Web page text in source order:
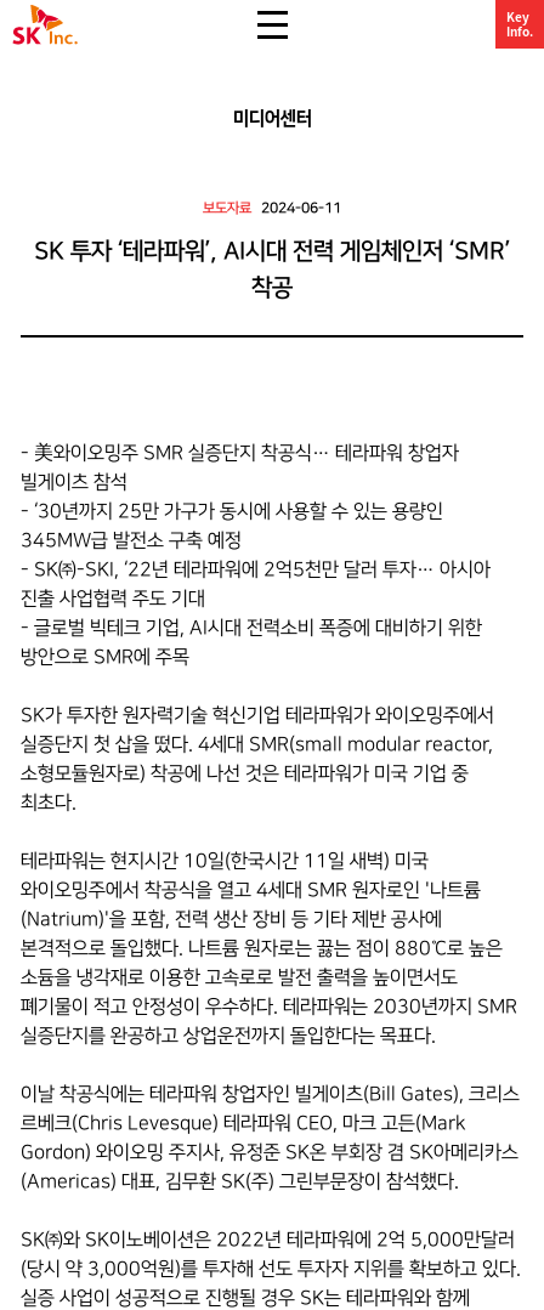
SK주식회사 전체 메뉴 열기
Key
Info.
미디어센터
보도자료 2024-06-11
SK 투자 ‘테라파워’, AI시대 전력 게임체인저 ‘SMR’
착공
- 美와이오밍주 SMR 실증단지 착공식… 테라파워 창업자
빌게이츠 참석
- ‘30년까지 25만 가구가 동시에 사용할 수 있는 용량인
345MW급 발전소 구축 예정
- SK㈜-SKI, ‘22년 테라파워에 2억5천만 달러 투자… 아시아
진출 사업협력 주도 기대
- 글로벌 빅테크 기업, AI시대 전력소비 폭증에 대비하기 위한
방안으로 SMR에 주목
SK가 투자한 원자력기술 혁신기업 테라파워가 와이오밍주에서
실증단지 첫 삽을 떴다. 4세대 SMR(small modular reactor,
소형모듈원자로) 착공에 나선 것은 테라파워가 미국 기업 중
최초다.
테라파워는 현지시간 10일(한국시간 11일 새벽) 미국
와이오밍주에서 착공식을 열고 4세대 SMR 원자로인 '나트륨
(Natrium)'을 포함, 전력 생산 장비 등 기타 제반 공사에
본격적으로 돌입했다. 나트륨 원자로는 끓는 점이 880℃로 높은
소듐을 냉각재로 이용한 고속로로 발전 출력을 높이면서도
폐기물이 적고 안정성이 우수하다. 테라파워는 2030년까지 SMR
실증단지를 완공하고 상업운전까지 돌입한다는 목표다.
이날 착공식에는 테라파워 창업자인 빌게이츠(Bill Gates), 크리스
르베크(Chris Levesque) 테라파워 CEO, 마크 고든(Mark
Gordon) 와이오밍 주지사, 유정준 SK온 부회장 겸 SK아메리카스
(Americas) 대표, 김무환 SK(주) 그린부문장이 참석했다.
SK㈜와 SK이노베이션은 2022년 테라파워에 2억 5,000만달러
(당시 약 3,000억원)를 투자해 선도 투자자 지위를 확보하고 있다.
실증 사업이 성공적으로 진행될 경우 SK는 테라파워와 함께